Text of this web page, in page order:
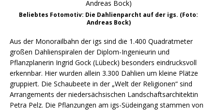
Beliebtes Fotomotiv: Die Dahlienparcht auf der igs. (Foto:
Andreas Bock)
Aus der Monorailbahn der igs sind die 1.400 Quadratmeter
großen Dahlienspiralen der Diplom-Ingenieurin und
Pflanzplanerin Ingrid Gock (Lübeck) besonders eindrucksvoll
erkennbar. Hier wurden allein 3.300 Dahlien um kleine Plätze
gruppiert. Die Schaubeete in der „Welt der Religionen“ sind
Arrangements der niedersächsischen Landschaftsarchitektin
Petra Pelz. Die Pflanzungen am igs-Südeingang stammen von